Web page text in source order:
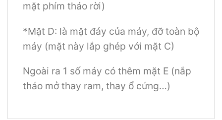
mặt phím tháo rời)
*Mặt D: là mặt đáy của máy, đỡ toàn bộ
máy (mặt này lắp ghép với mặt C)
Ngoài ra 1 số máy có thêm mặt E (nắp
tháo mở thay ram, thay ổ cứng…)